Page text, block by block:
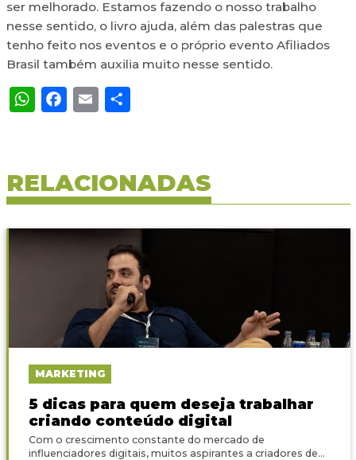
ser melhorado. Estamos fazendo o nosso trabalho
nesse sentido, o livro ajuda, além das palestras que
tenho feito nos eventos e o próprio evento Afiliados
Brasil também auxilia muito nesse sentido.
WhatsApp
Facebook
EmailShare
RELACIONADAS
MARKETING
5 dicas para quem deseja trabalhar
criando conteúdo digital
Com o crescimento constante do mercado de
influenciadores digitais, muitos aspirantes a criadores de...